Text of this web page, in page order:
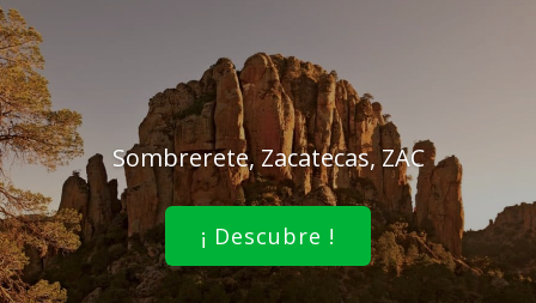
Sombrerete, Zacatecas, ZAC
¡ Descubre !